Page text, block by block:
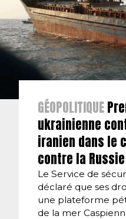
GÉOPOLITIQUE
ukrainienne
iranien dans le
contre la Russie
Le Service de
déclaré que ses
une plateforme
de la mer